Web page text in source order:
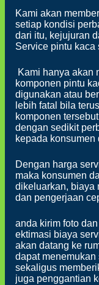
Kami akan
setiap kondisi
dari itu, kejujuran
Service pintu kaca
Kami hanya akan
komponen pintu
digunakan atau
lebih fatal bila
komponen
dengan sedikit
kepada konsumen
Dengan harga
maka konsumen
dikeluarkan, biaya
dan pengerjaan
anda kirim foto
ektimasi biaya
akan datang ke
dapat
sekaligus
juga penggantian